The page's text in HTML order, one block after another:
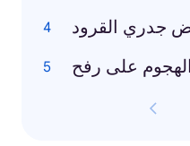
جدري القرود
الهجوم على رفح